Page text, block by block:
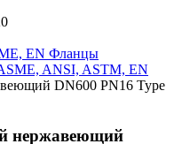
EN Фланцы
ANSI, ASTM, EN
DN600 PN16 Type
нержавеющий